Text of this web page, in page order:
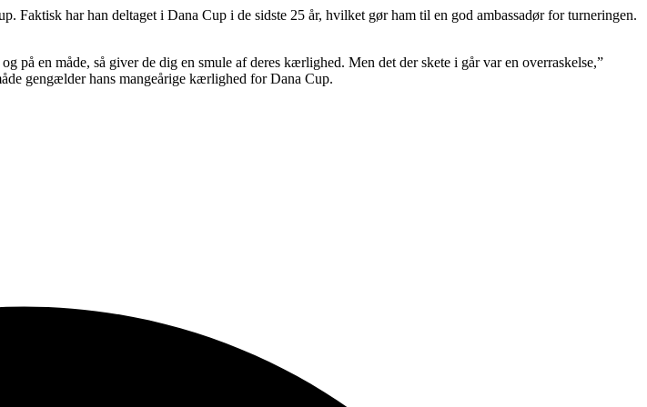
har han deltaget i Dana Cup i de sidste 25 år, hvilket gør ham til en god ambassadør for turneringen.
på en måde, så giver de dig en smule af deres kærlighed. Men det der skete i går var en overraskelse,”
gengælder hans mangeårige kærlighed for Dana Cup.